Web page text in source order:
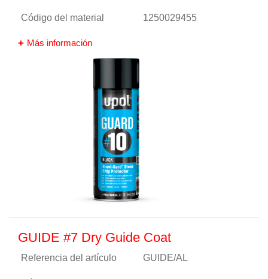
Código del material 1250029455
Más información
GUIDE #7 Dry Guide Coat
Referencia del artículo GUIDE/AL